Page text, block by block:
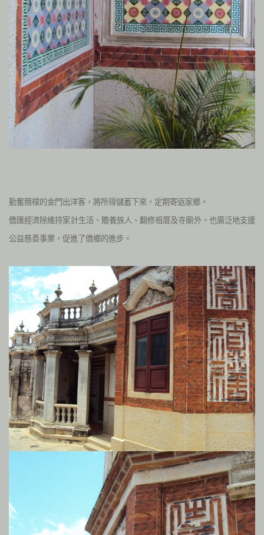
勤奮簡樸的金門出洋客，將所得儲蓄下來，定期寄返家鄉。
僑匯經濟除維持家計生活、贍養族人、翻修祖厝及寺廟外，也廣泛地支援
公益慈善事業，促進了僑鄉的進步。